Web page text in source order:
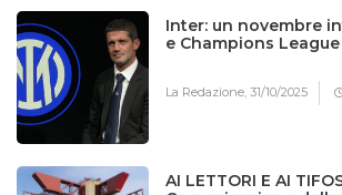
Inter: un novembre
e Champions League
La Redazione,31/10/2025
AI LETTORI E AI